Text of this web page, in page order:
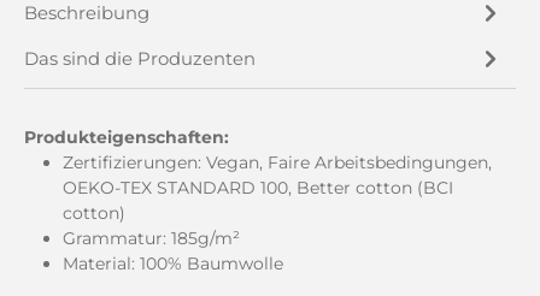
Beschreibung
Das sind die Produzenten
Produkteigenschaften:
Zertifizierungen: Vegan, Faire Arbeitsbedingungen,
OEKO-TEX STANDARD 100, Better cotton (BCI
cotton)
Grammatur: 185g/m²
Material: 100% Baumwolle